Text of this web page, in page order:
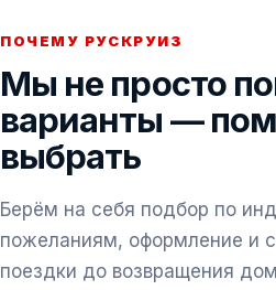
ПОЧЕМУ РУСКРУИЗ
Мы не просто
варианты —
выбрать
Берём на себя подбор по
пожеланиям, оформление и
поездки до возвращения